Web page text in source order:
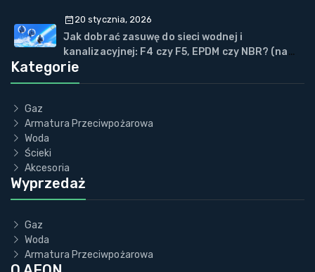
20 stycznia, 2026
Jak dobrać zasuwę do sieci wodnej i
kanalizacyjnej: F4 czy F5, EPDM czy NBR? (na
przykładzie ECOVALVE™)
Kategorie
Gaz
Armatura Przeciwpożarowa
Woda
Ścieki
Akcesoria
Wyprzedaż
Gaz
Woda
Armatura Przeciwpożarowa